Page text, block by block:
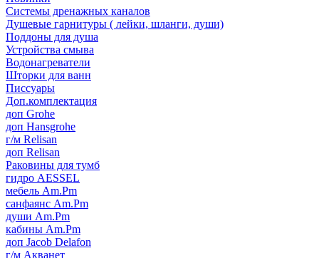
Системы дренажных каналов
Душевые гарнитуры ( лейки, шланги, души)
Поддоны для душа
Устройства смыва
Водонагреватели
Шторки для ванн
Писсуары
Доп.комплектация
доп Grohe
доп Hansgrohe
г/м Relisan
доп Relisan
Раковины для тумб
гидро AESSEL
мебель Am.Pm
санфаянс Am.Pm
души Am.Pm
кабины Am.Pm
доп Jacob Delafon
г/м Акванет